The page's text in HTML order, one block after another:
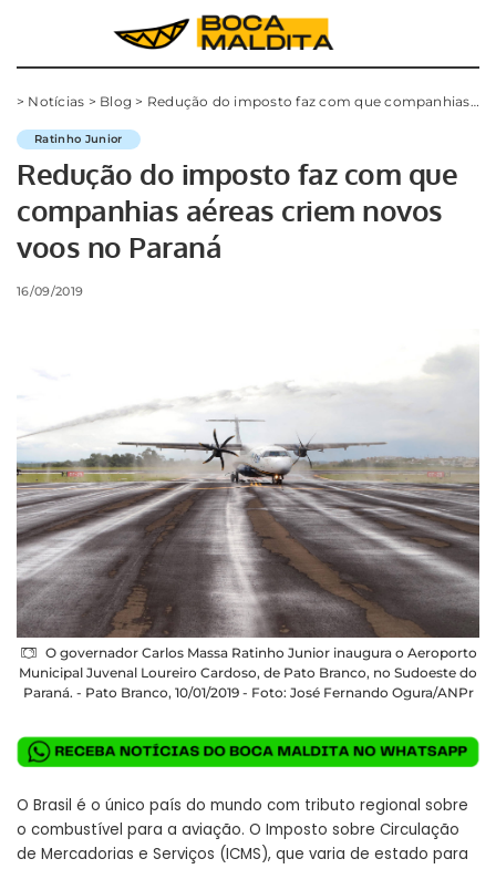
> Notícias > Blog > Redução do imposto faz com que companhias aéreas criem novos voos no Paraná
Ratinho Junior
Redução do imposto faz com que
companhias aéreas criem novos
voos no Paraná
16/09/2019
O governador Carlos Massa Ratinho Junior inaugura o Aeroporto
Municipal Juvenal Loureiro Cardoso, de Pato Branco, no Sudoeste do
Paraná. - Pato Branco, 10/01/2019 - Foto: José Fernando Ogura/ANPr
O Brasil é o único país do mundo com tributo regional sobre
o combustível para a aviação. O Imposto sobre Circulação
de Mercadorias e Serviços (ICMS), que varia de estado para